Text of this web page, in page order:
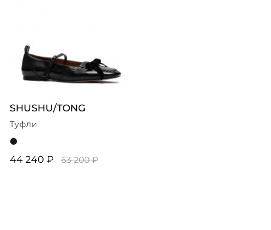
SHUSHU/TONG
Туфли
44 240 ₽ 63 200 ₽